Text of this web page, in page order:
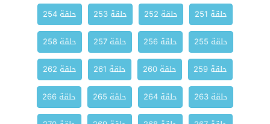
حلقة 251
حلقة 252 حلقة 253
حلقة 254
حلقة 255
حلقة 256 حلقة 257
حلقة 258
حلقة 259
حلقة 260 حلقة 261
حلقة 262
حلقة 263
حلقة 264 حلقة 265
حلقة 266